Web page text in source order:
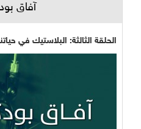
آفاق
الحلقة الثالثة: البلاستيك في